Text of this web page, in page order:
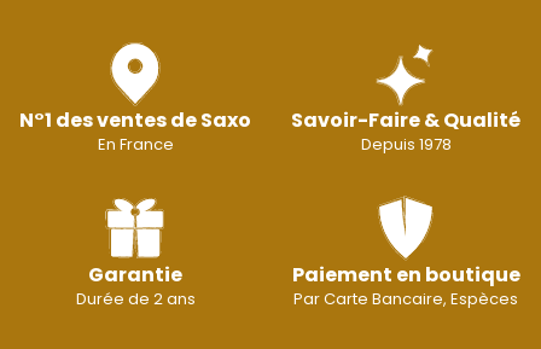
N°1 des ventes de Saxo
En France
Savoir-Faire & Qualité
Depuis 1978
Garantie
Durée de 2 ans
Paiement en boutique
Par Carte Bancaire, Espèces